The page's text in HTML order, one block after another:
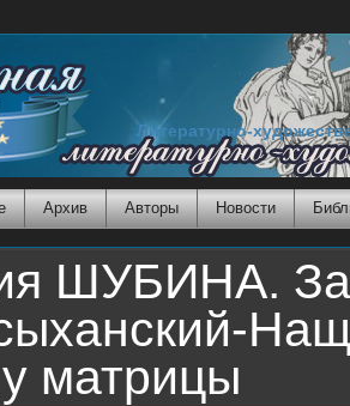
Литературно-
Архив Авторы Новости
ШУБИНА.
матрицы